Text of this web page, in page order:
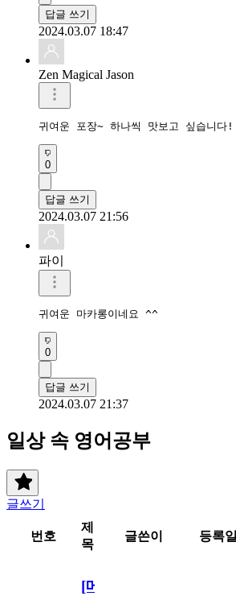
답글 쓰기
2024.03.07 18:47
Zen Magical Jason
귀여운 포장~ 하나씩 맛보고 싶습니다!
0
답글 쓰기
2024.03.07 21:56
파이
귀여운 마카롱이네요 ^^
0
답글 쓰기
2024.03.07 21:37
일상 속 영어공부
글쓰기
번호
제
목
글쓴이 등록일
[메